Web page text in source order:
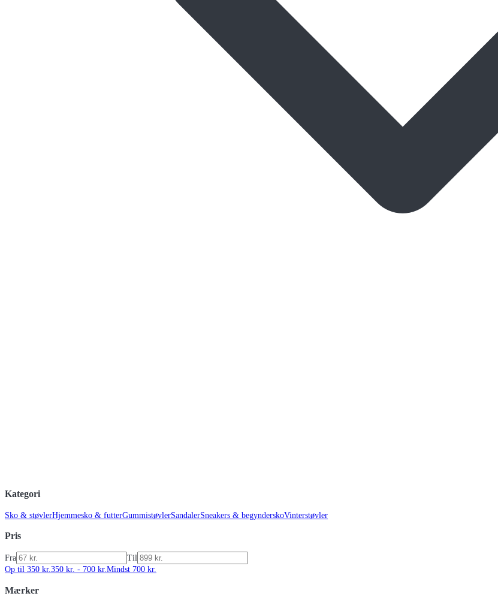
Kategori
Sko & støvlerHjemmesko & futterGummistøvlerSandalerSneakers & begynderskoVinterstøvler
Pris
Fra
Til
Op til 350 kr.350 kr. - 700 kr.Mindst 700 kr.
Mærker